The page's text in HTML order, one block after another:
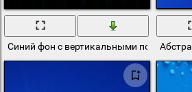
Синий фон с вертикальными полосами